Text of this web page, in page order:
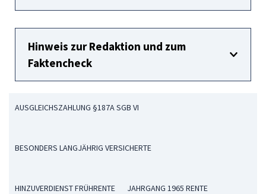
Hinweis zur Redaktion und zum
Faktencheck
AUSGLEICHSZAHLUNG §187A SGB VI
BESONDERS LANGJÄHRIG VERSICHERTE
HINZUVERDIENST FRÜHRENTE JAHRGANG 1965 RENTE